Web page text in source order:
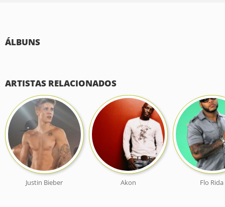
ÁLBUNS
ARTISTAS RELACIONADOS
Justin Bieber Akon Flo Rida